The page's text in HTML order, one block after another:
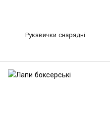
Рукавички снарядні